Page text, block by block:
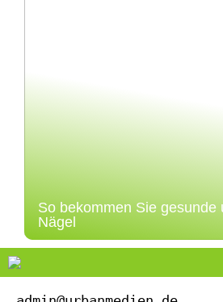
So bekommen Sie gesunde
Nägel